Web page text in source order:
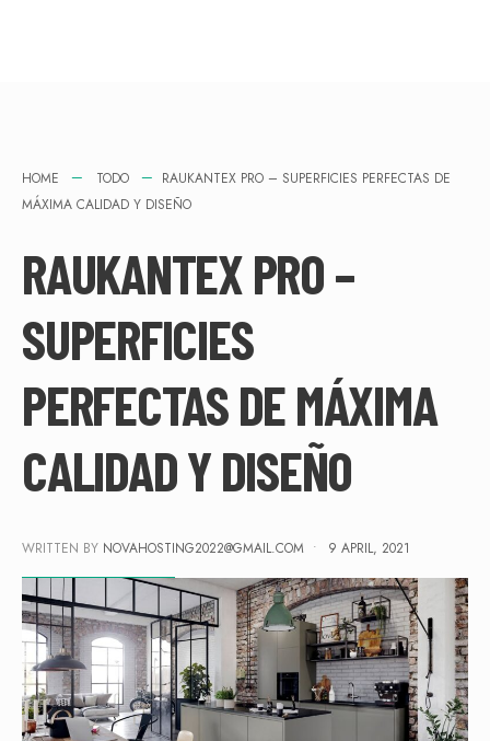
HOME TODO
RAUKANTEX PRO – SUPERFICIES PERFECTAS DE
MÁXIMA CALIDAD Y DISEÑO
RAUKANTEX PRO –
SUPERFICIES
PERFECTAS DE MÁXIMA
CALIDAD Y DISEÑO
WRITTEN BY NOVAHOSTING2022@GMAIL.COM • 9 APRIL, 2021